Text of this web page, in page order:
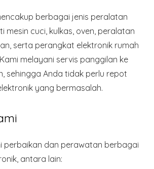
berbagai jenis peralatan
mesin cuci, kulkas, oven, peralatan
serta perangkat elektronik rumah
melayani servis panggilan ke
, sehingga Anda tidak perlu repot
yang bermasalah.
perbaikan dan perawatan berbagai
antara lain: